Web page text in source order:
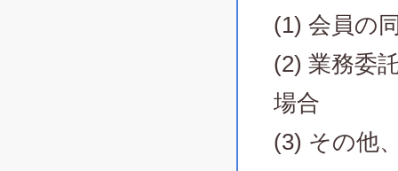
(1) 会員の
(2) 業務委
場合
(3) その他